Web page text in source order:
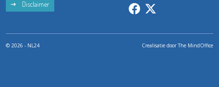
Disclaimer
© 2026 - NL24 Crealisatie doorThe MindOffice